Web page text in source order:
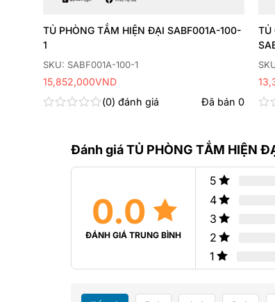
SKU: SABF001A-100-1
TỦ PHÒNG TẮM HIỆN ĐẠI SABF001A-100-
1
0 đánh giá Đã bán0
15,852,000VND
TỦ
0
Đánh giá TỦ PHÒNG TẮM HIỆN
0.0
ĐÁNH GIÁ TRUNG BÌNH
5
4
3
2
1